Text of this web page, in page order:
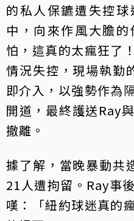
的私人保鑣遭失控
中，向來作風大膽
怕，這真的太瘋狂了
情況失控，現場執勤
即介入，以強勢作為
開道，最終護送Ray
撤離。
據了解，當晚暴動共
21人遭拘留。Ray事
嘆：「紐約球迷真的